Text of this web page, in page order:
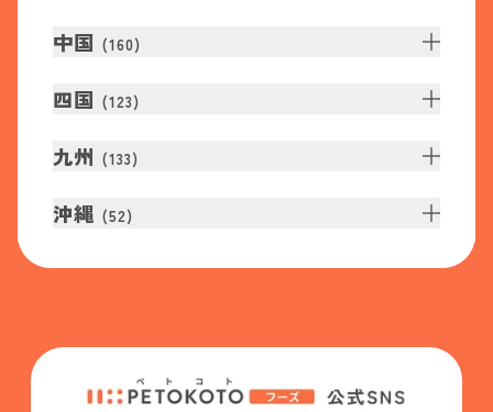
中国 (160)
四国 (123)
九州 (133)
沖縄 (52)